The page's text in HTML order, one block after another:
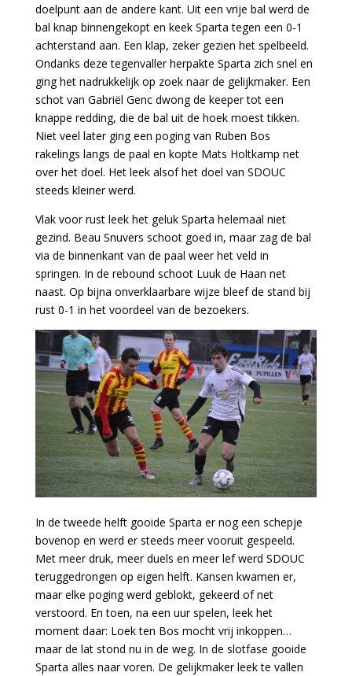
doelpunt aan de andere kant. Uit een vrije bal werd de
bal knap binnengekopt en keek Sparta tegen een 0-1
achterstand aan. Een klap, zeker gezien het spelbeeld.
Ondanks deze tegenvaller herpakte Sparta zich snel en
ging het nadrukkelijk op zoek naar de gelijkmaker. Een
schot van Gabriël Genc dwong de keeper tot een
knappe redding, die de bal uit de hoek moest tikken.
Niet veel later ging een poging van Ruben Bos
rakelings langs de paal en kopte Mats Holtkamp net
over het doel. Het leek alsof het doel van SDOUC
steeds kleiner werd.
Vlak voor rust leek het geluk Sparta helemaal niet
gezind. Beau Snuvers schoot goed in, maar zag de bal
via de binnenkant van de paal weer het veld in
springen. In de rebound schoot Luuk de Haan net
naast. Op bijna onverklaarbare wijze bleef de stand bij
rust 0-1 in het voordeel van de bezoekers.
In de tweede helft gooide Sparta er nog een schepje
bovenop en werd er steeds meer vooruit gespeeld.
Met meer druk, meer duels en meer lef werd SDOUC
teruggedrongen op eigen helft. Kansen kwamen er,
maar elke poging werd geblokt, gekeerd of net
verstoord. En toen, na een uur spelen, leek het
moment daar: Loek ten Bos mocht vrij inkoppen…
maar de lat stond nu in de weg. In de slotfase gooide
Sparta alles naar voren. De gelijkmaker leek te vallen